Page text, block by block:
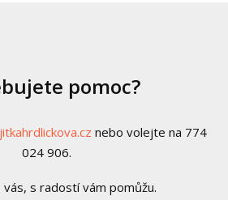
pomoc?
nebo volejte na 774
024 906.
vás, s radostí vám pomůžu.